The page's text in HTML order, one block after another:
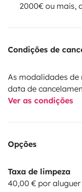
2000€ ou mais,
Condições de
As modalidades
data de
Ver as condições
Opções
Taxa de limpeza
40,00 € por aluguer